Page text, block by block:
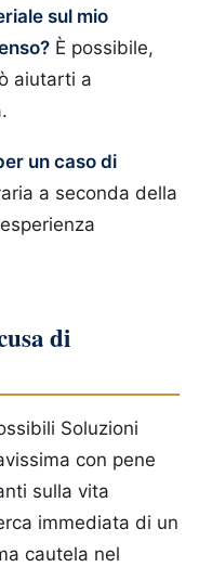
sul mio
È possibile,
aiutarti a
un caso di
a seconda della
di
Soluzioni
con pene
sulla vita
immediata di un
cautela nel